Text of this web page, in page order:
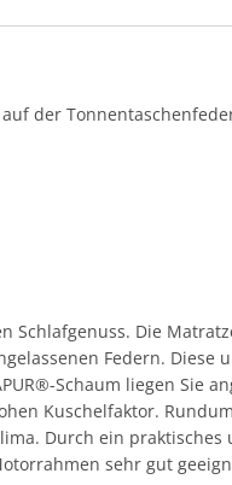
der
Die
Federn.
Schaum liegen Sie
Kuschelfaktor.
Durch ein
sehr gut